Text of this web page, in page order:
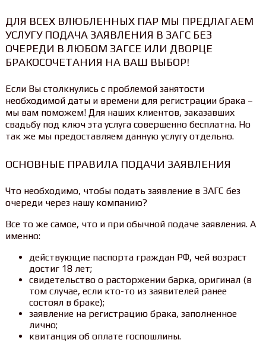
ДЛЯ ВСЕХ ВЛЮБЛЕННЫХ ПАР МЫ ПРЕДЛАГАЕМ
УСЛУГУ ПОДАЧА ЗАЯВЛЕНИЯ В ЗАГС БЕЗ
ОЧЕРЕДИ В ЛЮБОМ ЗАГСЕ ИЛИ ДВОРЦЕ
БРАКОСОЧЕТАНИЯ НА ВАШ ВЫБОР!
Если Вы столкнулись с проблемой занятости
необходимой даты и времени для регистрации брака –
мы вам поможем! Для наших клиентов, заказавших
свадьбу под ключ эта услуга совершенно бесплатна. Но
так же мы предоставляем данную услугу отдельно.
ОСНОВНЫЕ ПРАВИЛА ПОДАЧИ ЗАЯВЛЕНИЯ
Что необходимо, чтобы подать заявление в ЗАГС без
очереди через нашу компанию?
Все то же самое, что и при обычной подаче заявления. А
именно:
действующие паспорта граждан РФ, чей возраст
достиг 18 лет;
свидетельство о расторжении барка, оригинал (в
том случае, если кто-то из заявителей ранее
состоял в браке);
заявление на регистрацию брака, заполненное
лично;
квитанция об оплате госпошлины.